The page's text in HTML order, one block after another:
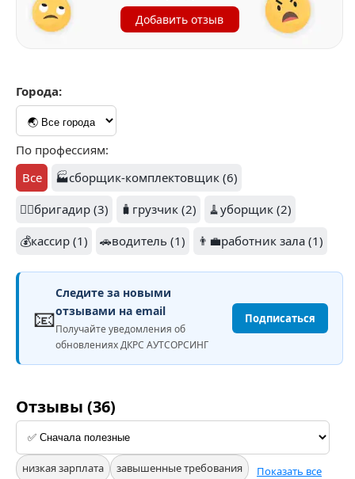
Добавить отзыв
Города:
По профессиям:
Все
🏭сборщик-комплектовщик (6)
👷‍♂️бригадир (3)
🧳грузчик (2)
🧹уборщик (2)
💰кассир (1)
🚗водитель (1) 👨‍💼работник зала (1)
📧
Следите за новыми
отзывами на email
Получайте уведомления об
обновлениях ДКРС АУТСОРСИНГ
Подписаться
Отзывы (36)
низкая зарплата завышенные требования Показать все